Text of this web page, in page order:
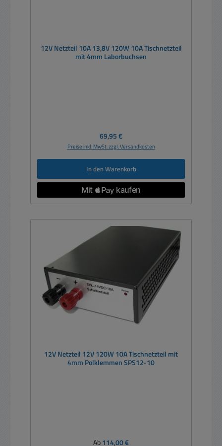
12V Netzteil 10A 13,8V 120W 10A Tischnetzteil
mit 4mm Laborbuchsen
Regulärer Preis:
69,95 €
Preise inkl. MwSt. zzgl. Versandkosten
In den Warenkorb
12V Netzteil 12V 120W 10A Tischnetzteil mit
4mm Polklemmen SPS12-10
Regulärer Preis:
Ab114,00 €